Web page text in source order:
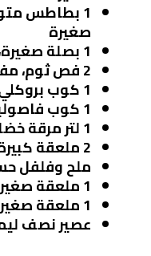
1 بطاطس
صغيرة
1 بصلة صغيرة، مفرومة
2 فص ثوم، مفروم
1 كوب بروكلي، مقطع
1 كوب فاصوليا خضراء، مقطعة
1 لتر مرقة خضار أو ماء
2 ملعقة كبيرة زيت زيتون
ملح وفلفل
1 ملعقة صغيرة كمون
1 ملعقة صغيرة كزبرة ناشفة
عصير نصف